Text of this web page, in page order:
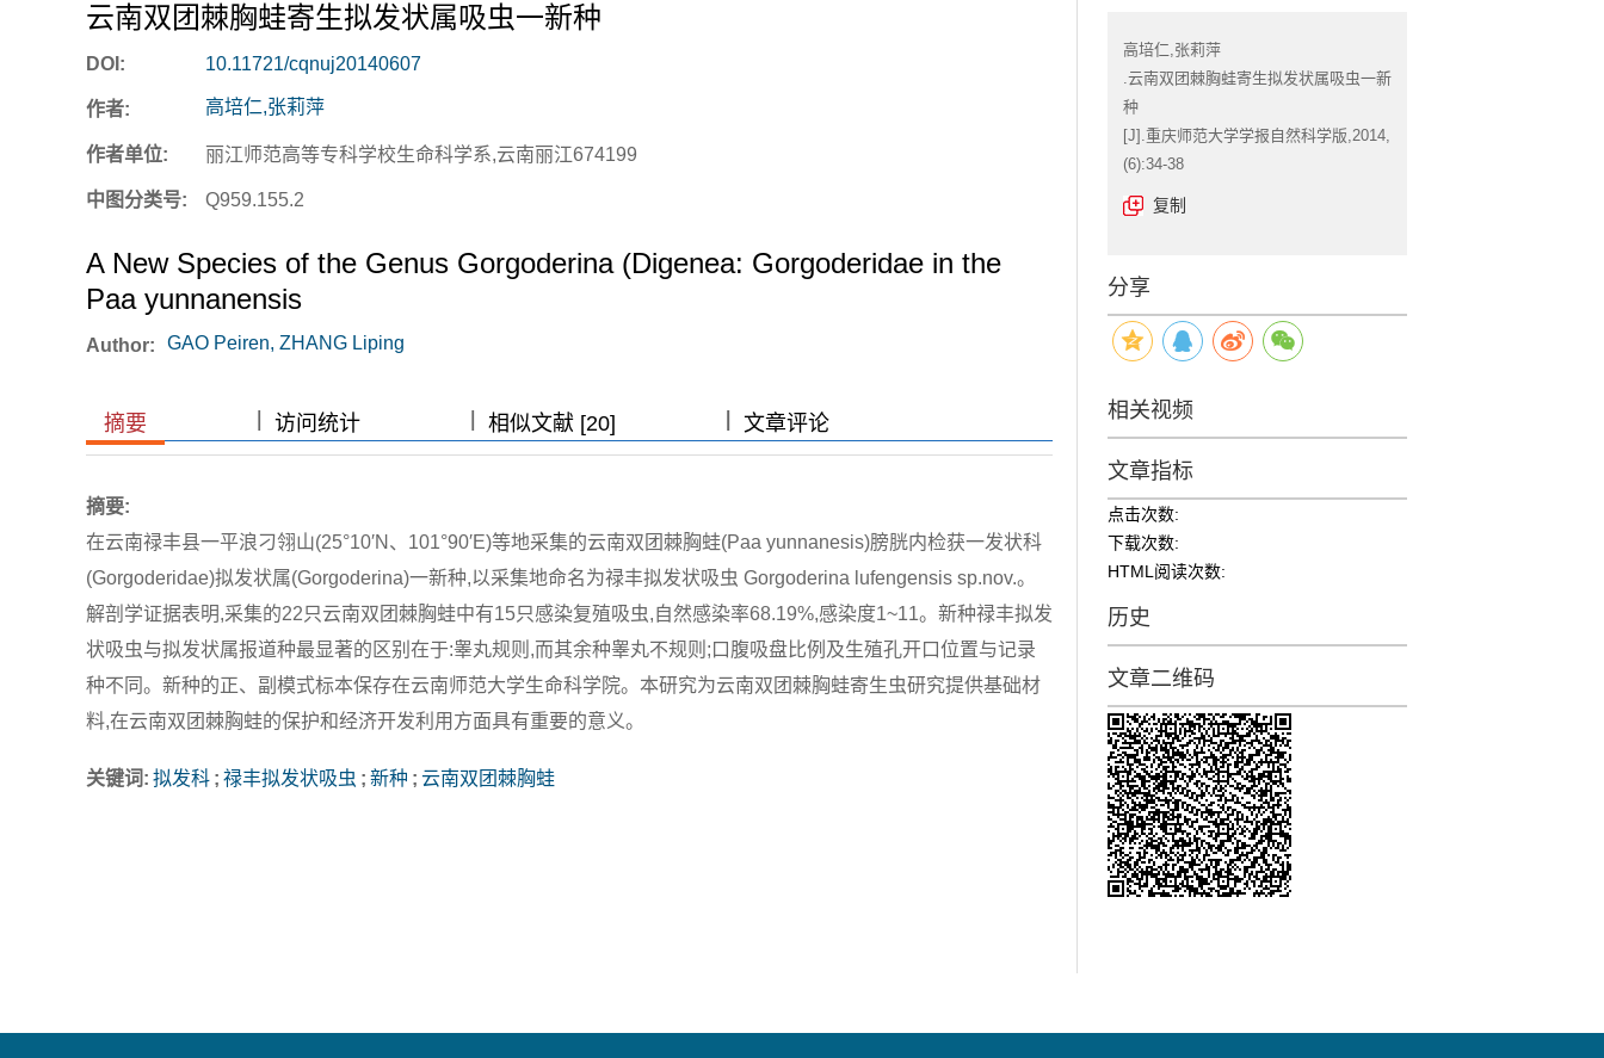
云南双团棘胸蛙寄生拟发状属吸虫一新种
DOI: 10.11721/cqnuj20140607
作者: 高培仁,张莉萍
作者单位: 丽江师范高等专科学校生命科学系,云南丽江674199
中图分类号: Q959.155.2
A New Species of the Genus Gorgoderina (Digenea: Gorgoderidae in the
Paa yunnanensis
Author: GAO Peiren, ZHANG Liping
摘要 访问统计 相似文献 [20] 文章评论
摘要:
在云南禄丰县一平浪刁翎山(25°10′N、101°90′E)等地采集的云南双团棘胸蛙(Paa yunnanesis)膀胱内检获一发状科
(Gorgoderidae)拟发状属(Gorgoderina)一新种,以采集地命名为禄丰拟发状吸虫 Gorgoderina lufengensis sp.nov.。
解剖学证据表明,采集的22只云南双团棘胸蛙中有15只感染复殖吸虫,自然感染率68.19%,感染度1~11。新种禄丰拟发
状吸虫与拟发状属报道种最显著的区别在于:睾丸规则,而其余种睾丸不规则;口腹吸盘比例及生殖孔开口位置与记录
种不同。新种的正、副模式标本保存在云南师范大学生命科学院。本研究为云南双团棘胸蛙寄生虫研究提供基础材
料,在云南双团棘胸蛙的保护和经济开发利用方面具有重要的意义。
关键词: 拟发科 ; 禄丰拟发状吸虫 ; 新种 ; 云南双团棘胸蛙
高培仁,张莉萍
.云南双团棘胸蛙寄生拟发状属吸虫一新
种
[J].重庆师范大学学报自然科学版,2014,
(6):34-38
复制
分享
相关视频
文章指标
点击次数:
下载次数:
HTML阅读次数:
历史
文章二维码